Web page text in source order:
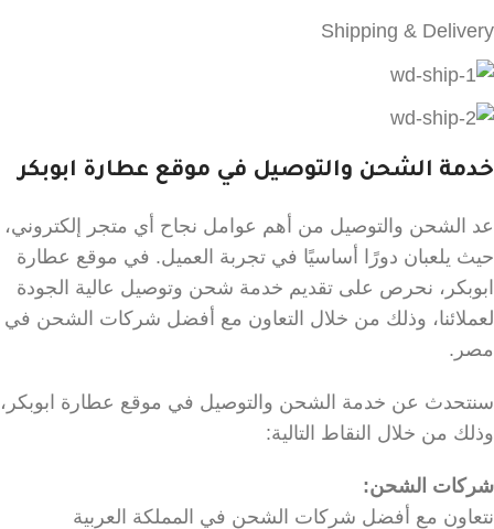
Shipping & Delivery
خدمة الشحن والتوصيل في موقع عطارة ابوبكر
عد الشحن والتوصيل من أهم عوامل نجاح أي متجر إلكتروني،
حيث يلعبان دورًا أساسيًا في تجربة العميل. في موقع عطارة
ابوبكر، نحرص على تقديم خدمة شحن وتوصيل عالية الجودة
لعملائنا، وذلك من خلال التعاون مع أفضل شركات الشحن في
مصر.
سنتحدث عن خدمة الشحن والتوصيل في موقع عطارة ابوبكر،
وذلك من خلال النقاط التالية:
شركات الشحن:
نتعاون مع أفضل شركات الشحن في المملكة العربية